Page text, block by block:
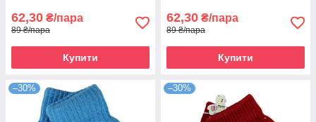
62,30 ₴/пара
89 ₴/пара
Купити
62,30 ₴/пара
89 ₴/пара
Купити
–30% –30%